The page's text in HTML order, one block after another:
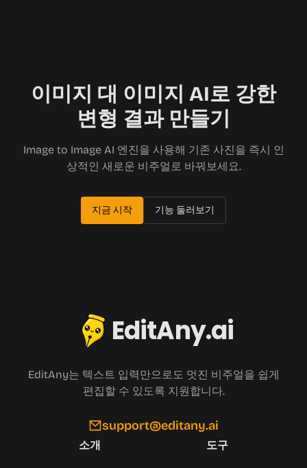
이미지 대 이미지 AI로 강한
변형 결과 만들기
Image to Image AI 엔진을 사용해 기존 사진을 즉시 인
상적인 새로운 비주얼로 바꿔보세요.
지금 시작 기능 둘러보기
EditAny.ai
EditAny는 텍스트 입력만으로도 멋진 비주얼을 쉽게
편집할 수 있도록 지원합니다.
support@editany.ai
소개 도구